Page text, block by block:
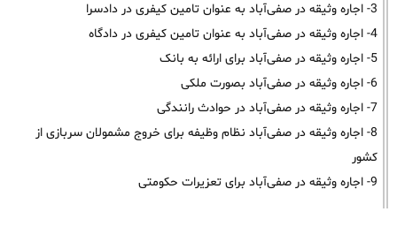
3- اجاره وثیقه در صفی‌آباد به عنوان تامین کیفری در دادسرا
4- اجاره وثیقه در صفی‌آباد به عنوان تامین کیفری در دادگاه
5- اجاره وثیقه در صفی‌آباد برای ارائه به بانک
6- اجاره وثیقه در صفی‌آباد بصورت ملکی
7- اجاره وثیقه در صفی‌آباد در حوادث رانندگی
8- اجاره وثیقه در صفی‌آباد نظام وظیفه برای خروج مشمولان سربازی از
کشور
9- اجاره وثیقه در صفی‌آباد برای تعزیرات حکومتی